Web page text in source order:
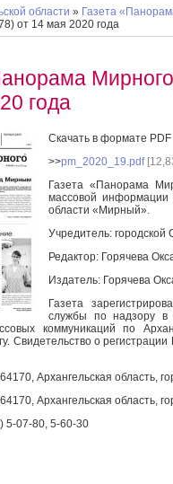
области » Газета
от 14 мая 2020 года
года
Скачать в формате PDF
>>pm_2020_19.pdf
Газета «Панорама
массовой информации
области «Мирный».
Учредитель: городской
Редактор: Горячева
Издатель: Горячева
Газета
службы по надзору в
коммуникаций по
Свидетельство о
Архангельская область,
Архангельская область,
5-07-80, 5-60-30